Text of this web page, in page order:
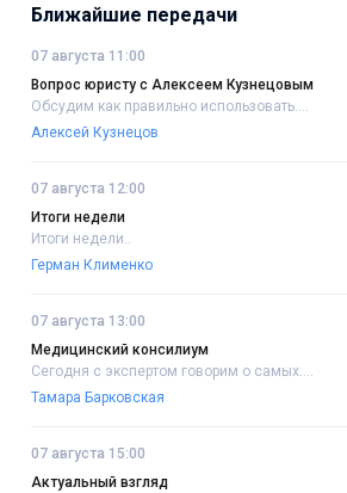
Ближайшие передачи
07 августа 11:00
Вопрос юристу с Алексеем Кузнецовым
Обсудим как правильно использовать....
Алексей Кузнецов
07 августа 12:00
Итоги недели
Итоги недели..
Герман Клименко
07 августа 13:00
Медицинский консилиум
Сегодня с экспертом говорим о самых....
Тамара Барковская
07 августа 15:00
Актуальный взгляд